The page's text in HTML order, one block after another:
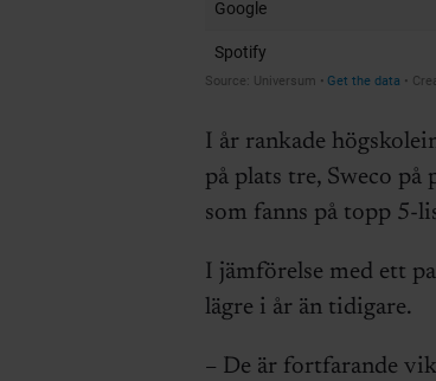
I år rankade
på plats tre, Sweco på
som fanns på topp 5-
I jämförelse med ett
lägre i år än tidigare.
– De är fortfarande